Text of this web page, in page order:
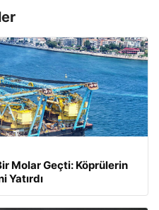
Molar Geçti: Köprülerin
Yatırdı